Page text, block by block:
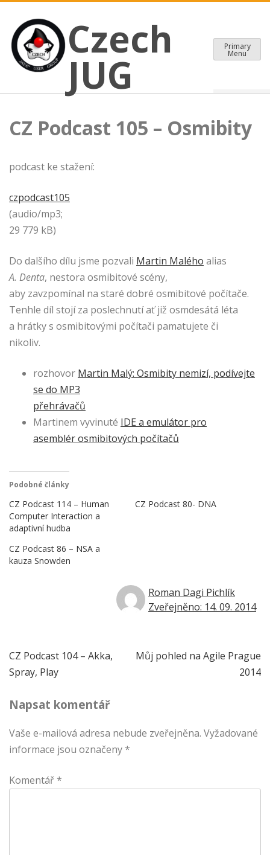
content
Czech JUG
CZECH JAVA USER GROUP
Czech
JUG
Primary
Menu
CZ Podcast 105 – Osmibity
podcast ke stažení:
czpodcast105
(audio/mp3;
29 779 kB)
Do dalšího dílu jsme pozvali Martin Malého alias
A. Denta, nestora osmibitové scény,
aby zavzpomínal na staré dobré osmibitové počítače.
Tenhle díl stojí za poslechnutí ať již osmdesátá léta
a hrátky s osmibitovými počítači pamatujete či
nikoliv.
rozhovor Martin Malý: Osmibity nemizí, podívejte
se do MP3
přehrávačů
Martinem vyvinuté IDE a emulátor pro
asemblér osmibitových počítačů
Podobné články
CZ Podcast 114 – Human
Computer Interaction a
adaptivní hudba
CZ Podcast 80- DNA
CZ Podcast 86 – NSA a
kauza Snowden
Roman Dagi Pichlík
Zveřejněno: 14. 09. 2014
Navigace
pro
příspěvek
CZ Podcast 104 – Akka,
Spray, Play
Můj pohled na Agile Prague
2014
Napsat komentář
Vaše e-mailová adresa nebude zveřejněna. Vyžadované
informace jsou označeny *
Komentář *